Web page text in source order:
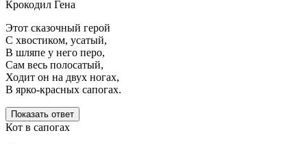
Крокодил Гена
Этот сказочный герой
С хвостиком, усатый,
В шляпе у него перо,
Сам весь полосатый,
Ходит он на двух ногах,
В ярко-красных сапогах.
Показать ответ
Кот в сапогах